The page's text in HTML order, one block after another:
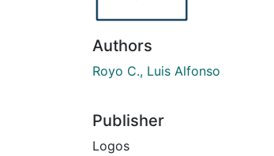
Authors
Royo C., Luis Alfonso
Publisher
Logos